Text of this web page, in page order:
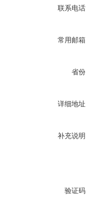
联系电话
常用邮箱
省份
详细地址
补充说明
验证码